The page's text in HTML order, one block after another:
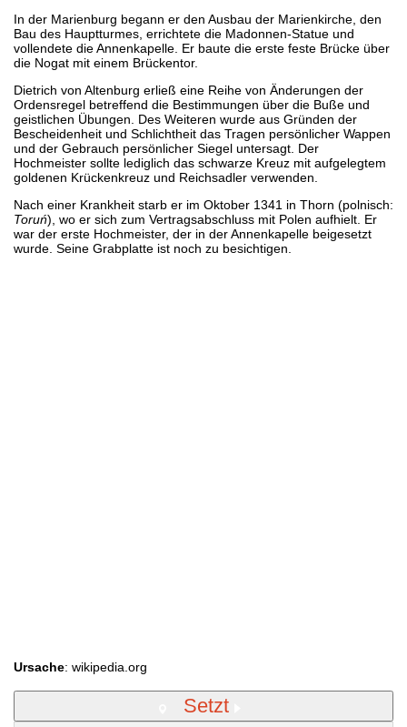
In der Marienburg begann er den Ausbau der Marienkirche, den
Bau des Hauptturmes, errichtete die Madonnen-Statue und
vollendete die Annenkapelle. Er baute die erste feste Brücke über
die Nogat mit einem Brückentor.
Dietrich von Altenburg erließ eine Reihe von Änderungen der
Ordensregel betreffend die Bestimmungen über die Buße und
geistlichen Übungen. Des Weiteren wurde aus Gründen der
Bescheidenheit und Schlichtheit das Tragen persönlicher Wappen
und der Gebrauch persönlicher Siegel untersagt. Der
Hochmeister sollte lediglich das schwarze Kreuz mit aufgelegtem
goldenen Krückenkreuz und Reichsadler verwenden.
Nach einer Krankheit starb er im Oktober 1341 in Thorn (polnisch:
Toruń), wo er sich zum Vertragsabschluss mit Polen aufhielt. Er
war der erste Hochmeister, der in der Annenkapelle beigesetzt
wurde. Seine Grabplatte ist noch zu besichtigen.
Ursache: wikipedia.org
Setzt